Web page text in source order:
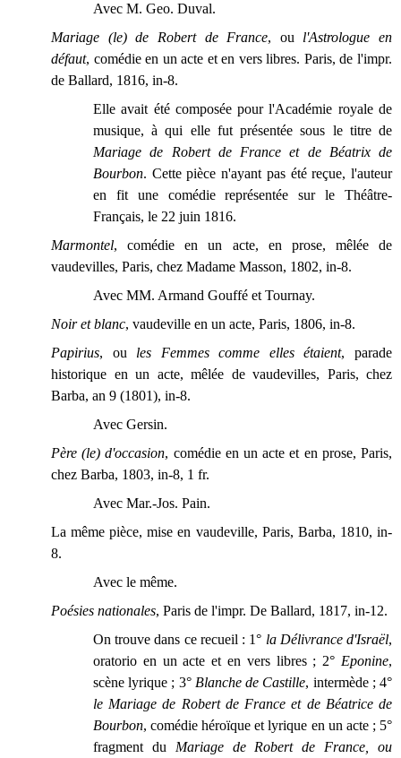
Avec M. Geo. Duval.
Mariage (le) de Robert de France, ou l'Astrologue en
défaut, comédie en un acte et en vers libres. Paris, de l'impr.
de Ballard, 1816, in-8.
Elle avait été composée pour l'Académie royale de
musique, à qui elle fut présentée sous le titre de
Mariage de Robert de France et de Béatrix de
Bourbon. Cette pièce n'ayant pas été reçue, l'auteur
en fit une comédie représentée sur le Théâtre-
Français, le 22 juin 1816.
Marmontel, comédie en un acte, en prose, mêlée de
vaudevilles, Paris, chez Madame Masson, 1802, in-8.
Avec MM. Armand Gouffé et Tournay.
Noir et blanc, vaudeville en un acte, Paris, 1806, in-8.
Papirius, ou les Femmes comme elles étaient, parade
historique en un acte, mêlée de vaudevilles, Paris, chez
Barba, an 9 (1801), in-8.
Avec Gersin.
Père (le) d'occasion, comédie en un acte et en prose, Paris,
chez Barba, 1803, in-8, 1 fr.
Avec Mar.-Jos. Pain.
La même pièce, mise en vaudeville, Paris, Barba, 1810, in-
8.
Avec le même.
Poésies nationales, Paris de l'impr. De Ballard, 1817, in-12.
On trouve dans ce recueil : 1° la Délivrance d'Israël,
oratorio en un acte et en vers libres ; 2° Eponine,
scène lyrique ; 3° Blanche de Castille, intermède ; 4°
le Mariage de Robert de France et de Béatrice de
Bourbon, comédie héroïque et lyrique en un acte ; 5°
fragment du Mariage de Robert de France, ou